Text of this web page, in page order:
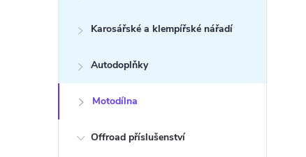
Karosářské a klempířské nářadí
Autodoplňky
Motodílna
Offroad příslušenství